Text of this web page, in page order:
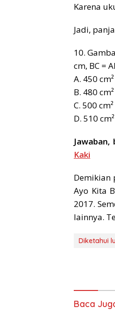
Karena
Jadi,
10.
cm, BC =
A. 450 cm²
B. 480 cm²
C. 500 cm²
D. 510 cm²
Jawaban,
Kaki
Demikian
Ayo Kita
2017.
lainnya.
Diketahui
Baca